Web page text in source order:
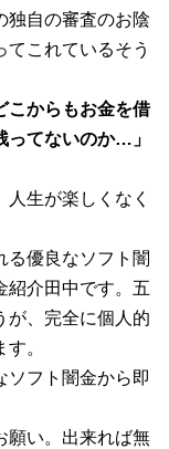
独自の審査のお陰
これているそう
こからもお金を借
ってないのか…」
生が楽しくなく
る優良なソフト闇
紹介田中です。五
が、完全に個人的
。
ソフト闇金から即
願い。出来れば無